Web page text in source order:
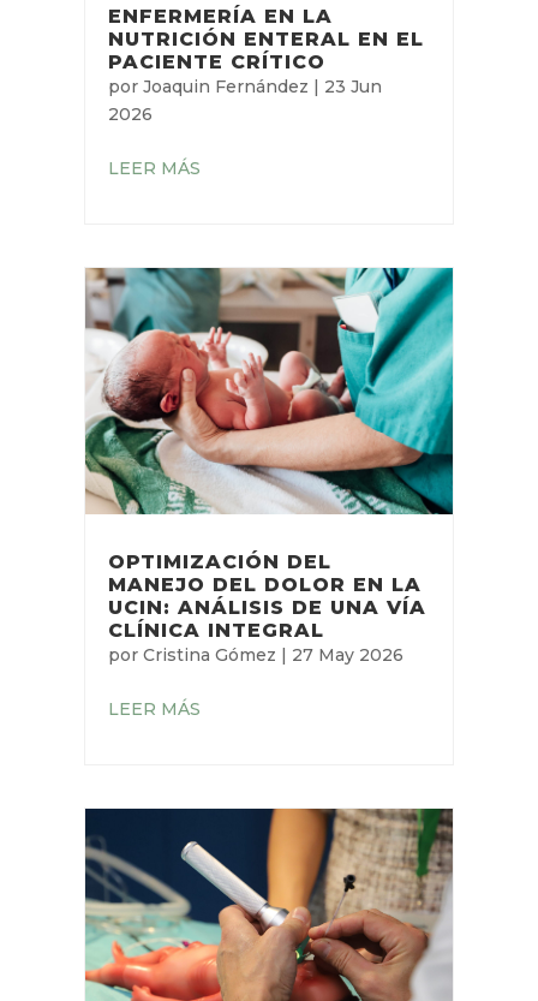
ENFERMERÍA EN LA
NUTRICIÓN ENTERAL EN EL
PACIENTE CRÍTICO
por Joaquin Fernández | 23 Jun
2026
LEER MÁS
OPTIMIZACIÓN DEL
MANEJO DEL DOLOR EN LA
UCIN: ANÁLISIS DE UNA VÍA
CLÍNICA INTEGRAL
por Cristina Gómez | 27 May 2026
LEER MÁS